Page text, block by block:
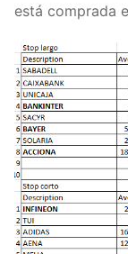
está comprada